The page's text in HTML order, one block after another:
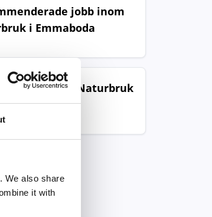
We also share
it with
jobb inom
i Emmaboda
jobb inom Naturbruk